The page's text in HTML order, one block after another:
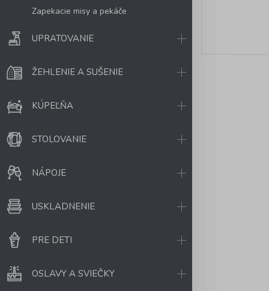
Zapekacie misy a pekáče
UPRATOVANIE
ŽEHLENIE A SUŠENIE
KÚPEĽŇA
STOLOVANIE
NÁPOJE
USKLADNENIE
PRE DETI
OSLAVY A SVIEČKY